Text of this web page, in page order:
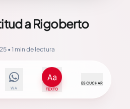
a Rigoberto
• 1 min de lectura
WA TEXTO
ESCUCHAR